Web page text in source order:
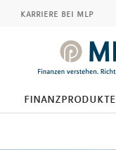
karriere bei mlp
finanzprodukte